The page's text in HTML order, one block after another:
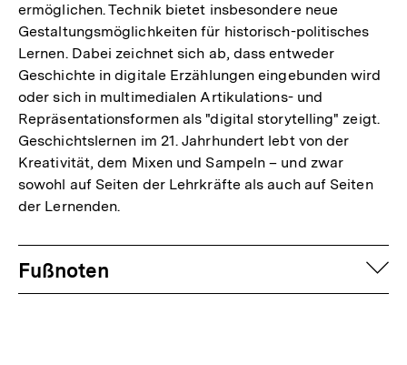
ermöglichen. Technik bietet insbesondere neue
Gestaltungsmöglichkeiten für historisch-politisches
Lernen. Dabei zeichnet sich ab, dass entweder
Geschichte in digitale Erzählungen eingebunden wird
oder sich in multimedialen Artikulations- und
Repräsentationsformen als "digital storytelling" zeigt.
Geschichtslernen im 21. Jahrhundert lebt von der
Kreativität, dem Mixen und Sampeln – und zwar
sowohl auf Seiten der Lehrkräfte als auch auf Seiten
der Lernenden.
Fussnoten
Fußnoten